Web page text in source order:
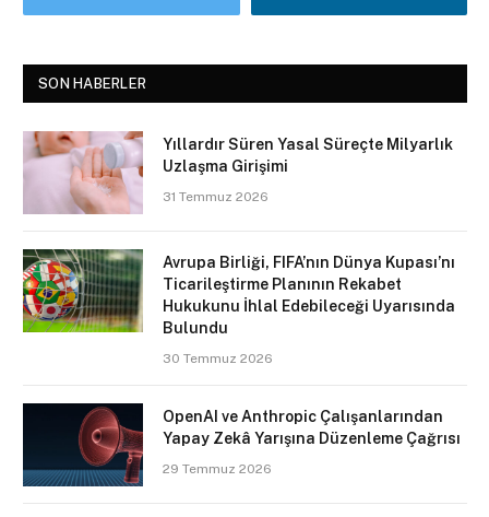
SON HABERLER
Yıllardır Süren Yasal Süreçte Milyarlık
Uzlaşma Girişimi
31 Temmuz 2026
Avrupa Birliği, FIFA’nın Dünya Kupası’nı
Ticarileştirme Planının Rekabet
Hukukunu İhlal Edebileceği Uyarısında
Bulundu
30 Temmuz 2026
OpenAI ve Anthropic Çalışanlarından
Yapay Zekâ Yarışına Düzenleme Çağrısı
29 Temmuz 2026